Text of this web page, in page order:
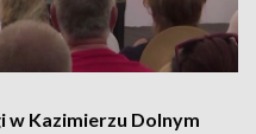
w Kazimierzu Dolnym